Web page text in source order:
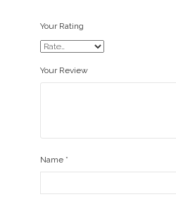
Your Rating
Your Review
Name *